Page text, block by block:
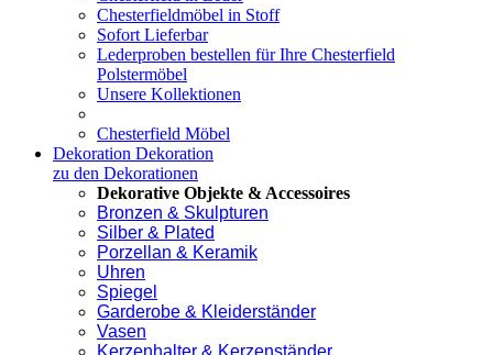
Chesterfieldmöbel in Stoff
Sofort Lieferbar
Lederproben bestellen für Ihre Chesterfield
Polstermöbel
Unsere Kollektionen
Chesterfield Möbel
Dekoration Dekoration
zu den Dekorationen
Dekorative Objekte & Accessoires
Bronzen & Skulpturen
Silber & Plated
Porzellan & Keramik
Uhren
Spiegel
Garderobe & Kleiderständer
Vasen
Kerzenhalter & Kerzenständer